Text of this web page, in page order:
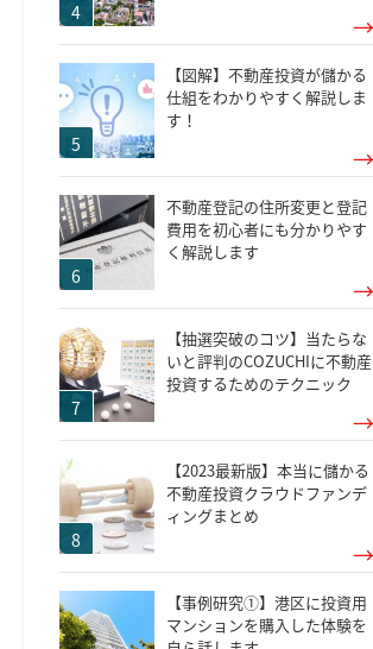
【図解】不動産投資が儲かる
仕組をわかりやすく解説しま
す！
不動産登記の住所変更と登記
費用を初心者にも分かりやす
く解説します
【抽選突破のコツ】当たらな
いと評判のCOZUCHIに不動産
投資するためのテクニック
【2023最新版】本当に儲かる
不動産投資クラウドファンデ
ィングまとめ
【事例研究①】港区に投資用
マンションを購入した体験を